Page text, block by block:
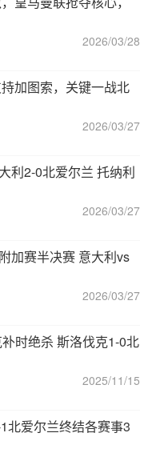
2026/03/28
加图索，关键一战北
2026/03/27
利2-0北爱尔兰 托纳利
2026/03/27
加赛半决赛 意大利vs
2026/03/27
时绝杀 斯洛伐克1-0北
2025/11/15
北爱尔兰终结各赛事3